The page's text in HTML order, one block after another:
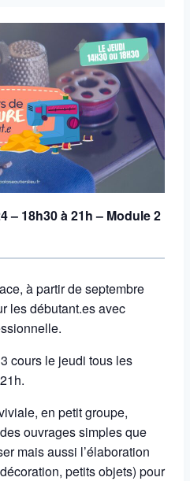
– 18h30 à 21h – Module 2
à partir de septembre
les débutant.es avec
cours le jeudi tous les
en petit groupe,
ouvrages simples que
mais aussi l’élaboration
petits objets) pour